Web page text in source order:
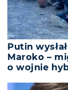
Putin
Maroko –
o wojnie